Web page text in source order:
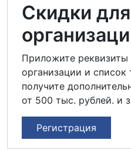
Скидки
Приложите
организации и список
получите
от 500 тыс. рублей. и
Регистрация